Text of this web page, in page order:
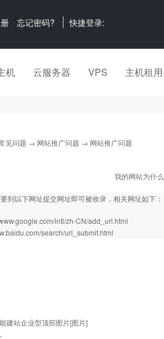
忘记密码? 快捷登录:
机 云服务器 VPS 主机租用
见问题 → 网站推广问题 → 网站推广问题
我的网站为什
到以下网址提交网址即可被收录，相关网址如下：
intl/zh-CN/add_url.html
search/url_submit.html
建站企业型顶部图片[图片]